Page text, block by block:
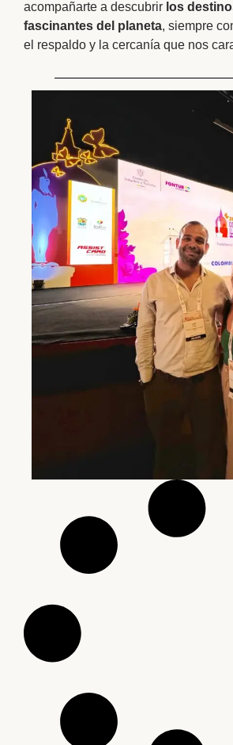
acompañarte a descubrir los
fascinantes del planeta, siempre
el respaldo y la cercanía que nos